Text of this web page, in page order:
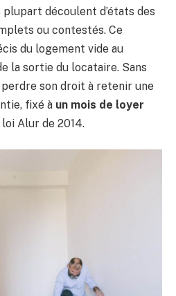
découlent d’états des
ou contestés. Ce
du logement vide au
la sortie du locataire. Sans
son droit à retenir une
fixé à un mois de loyer
Alur de 2014.